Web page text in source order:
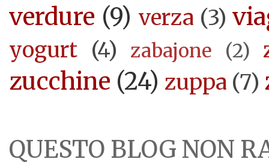
verdure (9) verza (3)
yogurt (4) zabajone (2)
zucchine (24) zuppa (7)
QUESTO BLOG NON